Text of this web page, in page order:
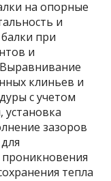
на опорные
и
при
и
клиньев и
с учетом
установка
зазоров
тепла